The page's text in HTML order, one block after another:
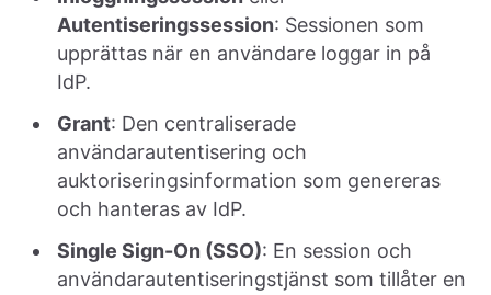
Autentiseringssession: Sessionen som
upprättas när en användare loggar in på
IdP.
Grant: Den centraliserade
användarautentisering och
auktoriseringsinformation som genereras
och hanteras av IdP.
Single Sign-On (SSO): En session och
användarautentiseringstjänst som tillåter en